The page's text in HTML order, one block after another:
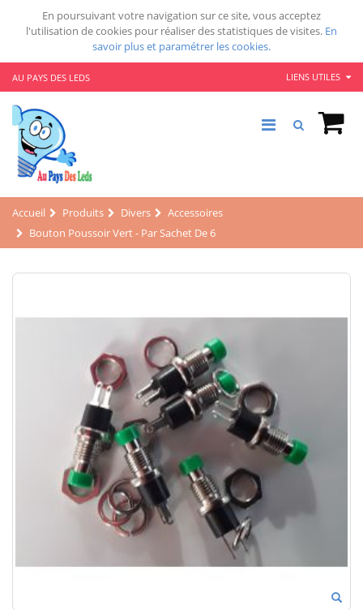
En poursuivant votre navigation sur ce site, vous acceptez
l'utilisation de cookies pour réaliser des statistiques de visites. En
savoir plus et paramétrer les cookies.
AU PAYS DES LEDS LIENS UTILES
Accueil Produits Divers
Accessoires
Bouton Poussoir Vert - Par Sachet De 6